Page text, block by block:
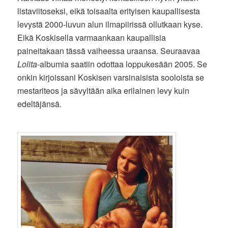
listaviitoseksi, eikä toisaalta erityisen kaupallisesta
levystä 2000-luvun alun ilmapiirissä ollutkaan kyse.
Eikä Koskisella varmaankaan kaupallisia
paineitakaan tässä vaiheessa uraansa. Seuraavaa
Lolita-albumia saatiin odottaa loppukesään 2005. Se
onkin kirjoissani Koskisen varsinaisista sooloista se
mestariteos ja sävyltään aika erilainen levy kuin
edeltäjänsä.